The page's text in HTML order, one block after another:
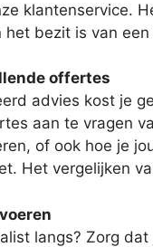
klantenservice.
het bezit is van
offertes
advies kost je
aan te vragen
of ook hoe je
Het vergelijken
langs? Zorg